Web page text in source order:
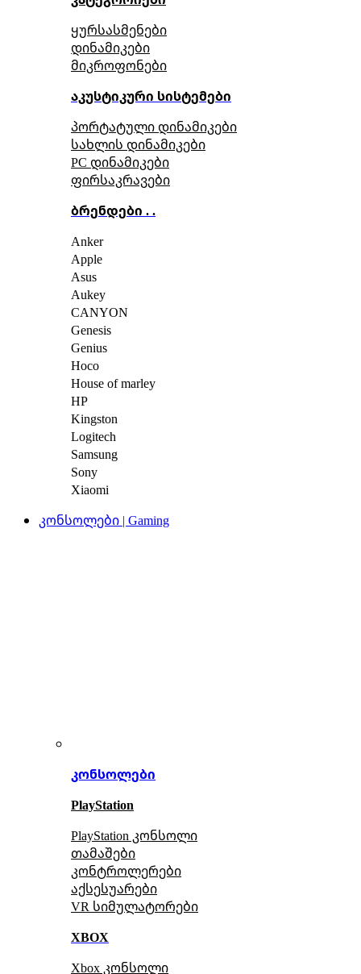
ყურსასმენები
დინამიკები
მიკროფონები
აკუსტიკური სისტემები
პორტატული დინამიკები
სახლის დინამიკები
PC დინამიკები
ფირსაკრავები
ბრენდები . .
Anker
Apple
Asus
Aukey
CANYON
Genesis
Genius
Hoco
House of marley
HP
Kingston
Logitech
Samsung
Sony
Xiaomi
კონსოლები | Gaming
კონსოლები
PlayStation
PlayStation კონსოლი
თამაშები
კონტროლერები
აქსესუარები
VR სიმულატორები
XBOX
Xbox კონსოლი